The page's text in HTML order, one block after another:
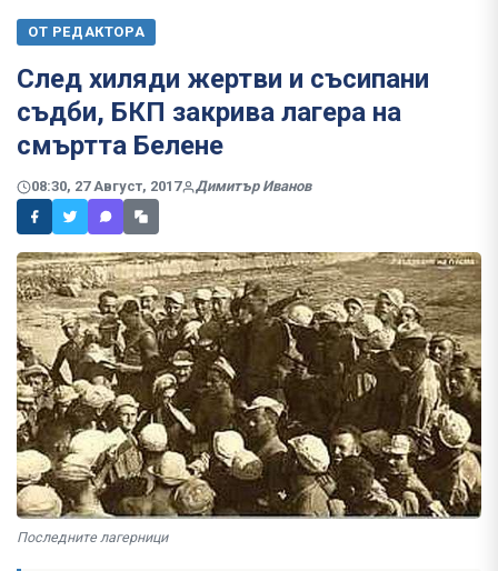
ОТ РЕДАКТОРА
След хиляди жертви и съсипани
съдби, БКП закрива лагера на
смъртта Белене
08:30, 27 Август, 2017 Димитър Иванов
Последните лагерници